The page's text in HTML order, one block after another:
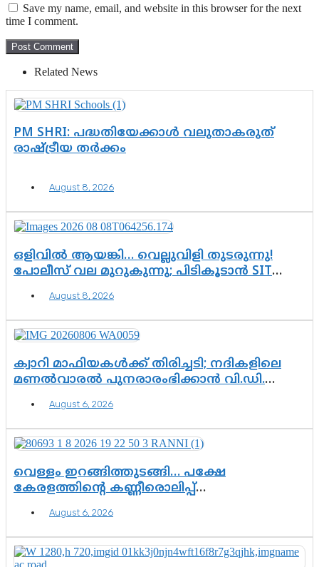
Save my name, email, and website in this browser for the next
time I comment.
Related News
PM SHRI: പദ്ധതിയേക്കാൾ വലുതാകരുത്
രാഷ്ട്രീയ തർക്കം
August 8, 2026
ഒളിവിൽ ആയങ്കി… വെല്ലുവിളി തുടരുന്നു!
പോലീസ് വല മുറുകുന്നു; പിടികൂടാൻ SIT
എന്നത് മാത്രം അല്ല—ആയങ്കി
കസ്റ്റഡിയിലായാൽ പുറത്തുവരുക
എന്തൊക്കെ വിവരങ്ങൾ?”
August 8, 2026
ക്വാറി മാഫിയകൾക്ക് തിരിച്ചടി; നദികളിലെ
മണൽവാരൽ പുനരാരംഭിക്കാൻ വി.ഡി.
August 6, 2026
വെള്ളം ഇറങ്ങിത്തുടങ്ങി… പക്ഷേ
കേരളത്തിന്റെ കണ്ണീരൊലിപ്പ്
August 6, 2026